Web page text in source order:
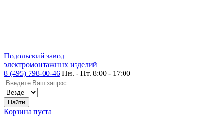
Подольский завод
электромонтажных изделий
8 (495) 798-00-46 Пн. - Пт. 8:00 - 17:00
Корзина пуста